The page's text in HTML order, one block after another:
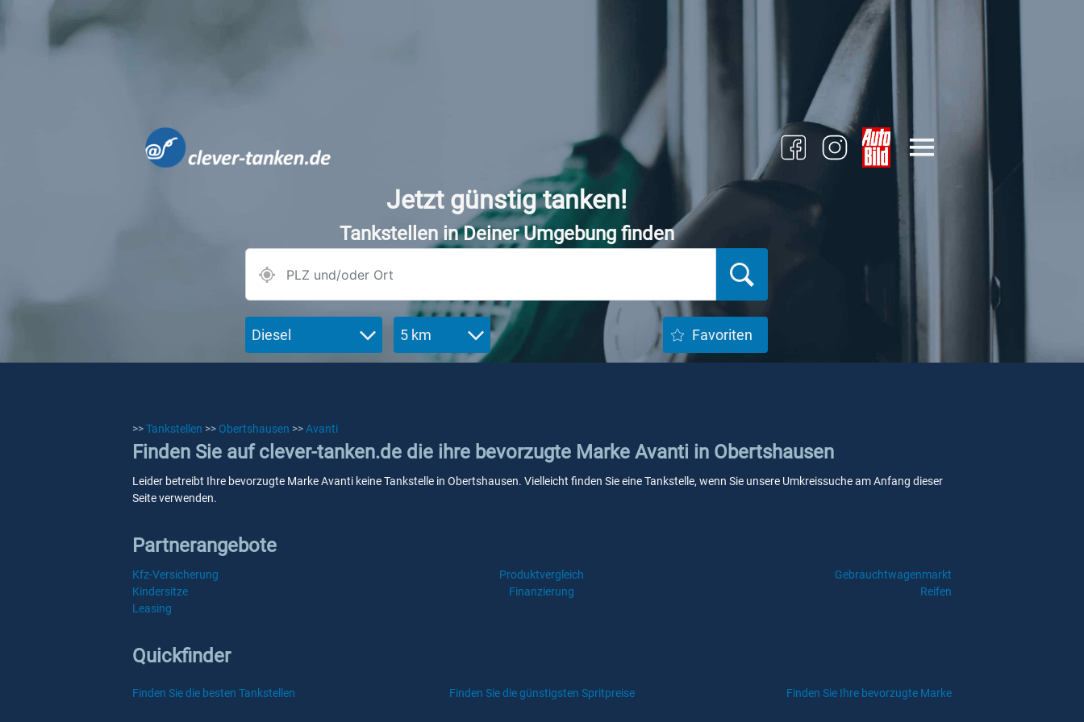
Jetzt günstig tanken!
Tankstellen in Deiner Umgebung finden
Diesel 5 km Favoriten
>>Tankstellen >> Obertshausen >>Avanti
Finden Sie auf clever-tanken.de die ihre bevorzugte Marke Avanti in Obertshausen
Leider betreibt Ihre bevorzugte Marke Avanti keine Tankstelle in Obertshausen. Vielleicht finden Sie eine Tankstelle, wenn Sie unsere Umkreissuche am Anfang dieser
Seite verwenden.
Partnerangebote
Kfz-Versicherung Produktvergleich
Gebrauchtwagenmarkt
Kindersitze
Finanzierung
Reifen
Leasing
Quickfinder
Finden Sie die besten Tankstellen Finden Sie die günstigsten Spritpreise Finden Sie Ihre bevorzugte Marke